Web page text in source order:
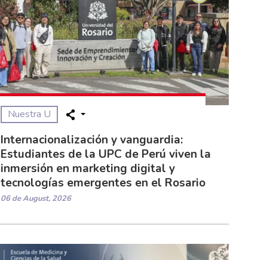
Nuestra U
Internacionalización y vanguardia:
Estudiantes de la UPC de Perú viven la
inmersión en marketing digital y
tecnologías emergentes en el Rosario
06 de August, 2026